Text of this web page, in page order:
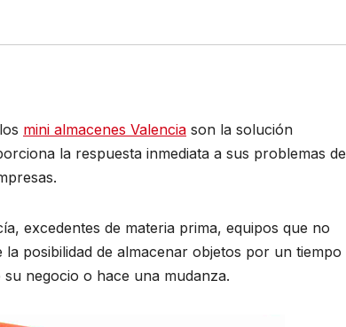
mini almacenes Valencia son la solución
la respuesta inmediata a sus problemas de
excedentes de materia prima, equipos que no
posibilidad de almacenar objetos por un tiempo
negocio o hace una mudanza.